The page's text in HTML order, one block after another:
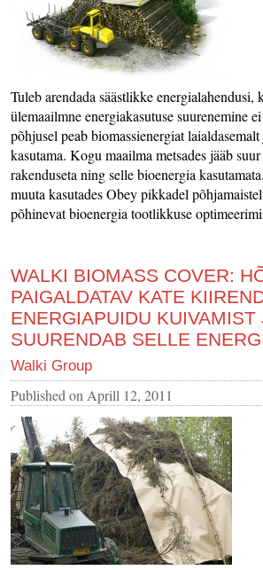
Tuleb arendada säästlikke energialahendusi,
ülemaailmne energiakasutuse suurenemine
põhjusel peab biomassienergiat
kasutama. Kogu maailma metsades jääb
rakenduseta ning selle bioenergia
muuta kasutades Obey pikkadel
põhinevat bioenergia tootlikkuse
WALKI BIOMASS COVER:
PAIGALDATAV KATE
ENERGIAPUIDU KUIVAMIST
SUURENDAB SELLE
Walki Group
Published on Aprill 12, 2011